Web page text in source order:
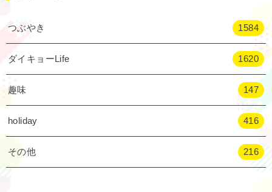
つぶやき 1584
ダイキョーLife 1620
趣味 147
holiday 416
その他 216